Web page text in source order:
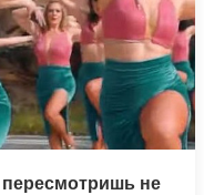
пересмотришь не